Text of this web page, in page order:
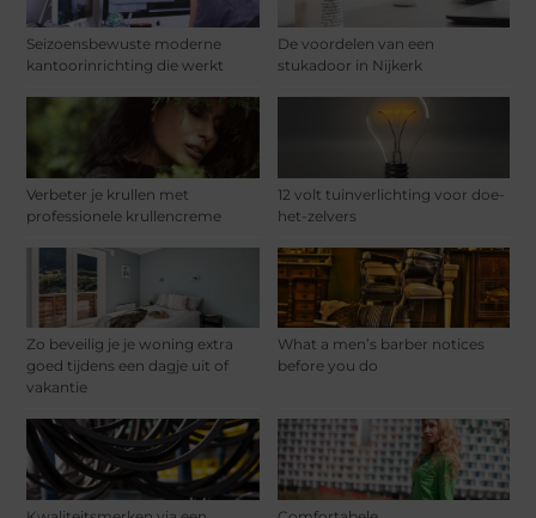
Seizoensbewuste moderne
kantoorinrichting die werkt
De voordelen van een
stukadoor in Nijkerk
Verbeter je krullen met
professionele krullencreme
12 volt tuinverlichting voor doe-
het-zelvers
Zo beveilig je je woning extra
goed tijdens een dagje uit of
vakantie
What a men’s barber notices
before you do